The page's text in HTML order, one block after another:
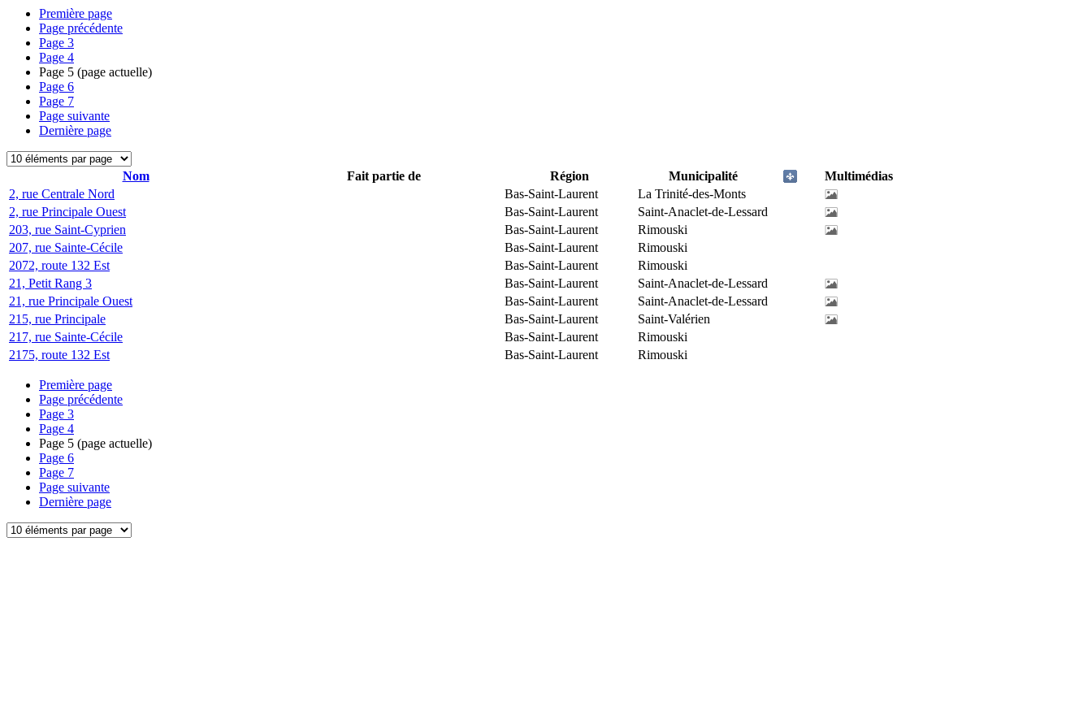
Première page
Page précédente
Page 3
Page 4
Page 5 (page actuelle)
Page 6
Page 7
Page suivante
Dernière page
Nom Fait partie de Région Municipalité
Multimédias
2, rue Centrale Nord
Bas-Saint-Laurent
La Trinité-des-Monts
2, rue Principale Ouest
Bas-Saint-Laurent
Saint-Anaclet-de-Lessard
203, rue Saint-Cyprien
Bas-Saint-Laurent
Rimouski
207, rue Sainte-Cécile
Bas-Saint-Laurent
Rimouski
2072, route 132 Est
Bas-Saint-Laurent
Rimouski
21, Petit Rang 3
Bas-Saint-Laurent
Saint-Anaclet-de-Lessard
21, rue Principale Ouest
Bas-Saint-Laurent
Saint-Anaclet-de-Lessard
215, rue Principale
Bas-Saint-Laurent
Saint-Valérien
217, rue Sainte-Cécile
Bas-Saint-Laurent
Rimouski
2175, route 132 Est
Bas-Saint-Laurent Rimouski
Première page
Page précédente
Page 3
Page 4
Page 5 (page actuelle)
Page 6
Page 7
Page suivante
Dernière page